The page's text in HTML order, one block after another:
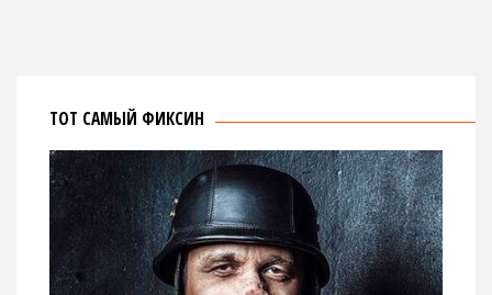
ТОТ САМЫЙ ФИКСИН